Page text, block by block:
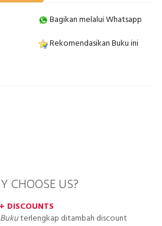
Bagikan melalui Whatsapp
Rekomendasikan Buku ini
CHOOSE US?
DISCOUNTS
Bukuterlengkap ditambah discount